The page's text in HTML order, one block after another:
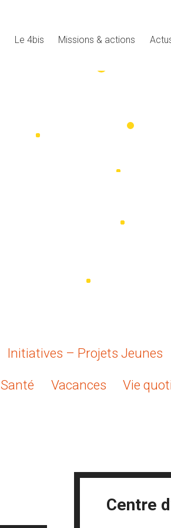
Le 4bis Missions & actions
Initiatives – Projets Jeunes
Santé Vacances Vie
Centre